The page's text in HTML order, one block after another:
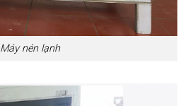
Máy nén lạnh